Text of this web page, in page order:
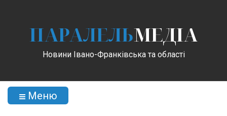
ПАРАЛЕЛЬМЕДІА
Новини Івано-Франківська та області
Меню